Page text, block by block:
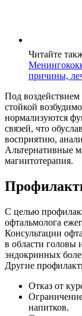
Читайте
причины,
Под воздействием
стойкой
нормализуются
связей, что
восприятию,
Альтернативные
магнитотерапия.
С целью
офтальмолога
Консультации
в области головы
эндокринных
Другие
Отказ от
напитков.